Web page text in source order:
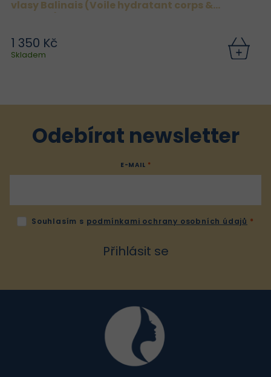
vlasy Balinais (Voile hydratant corps &
1 350 Kč
Skladem
Odebírat newsletter
E-MAIL
Souhlasím s podmínkami ochrany osobních údajů
Přihlásit se